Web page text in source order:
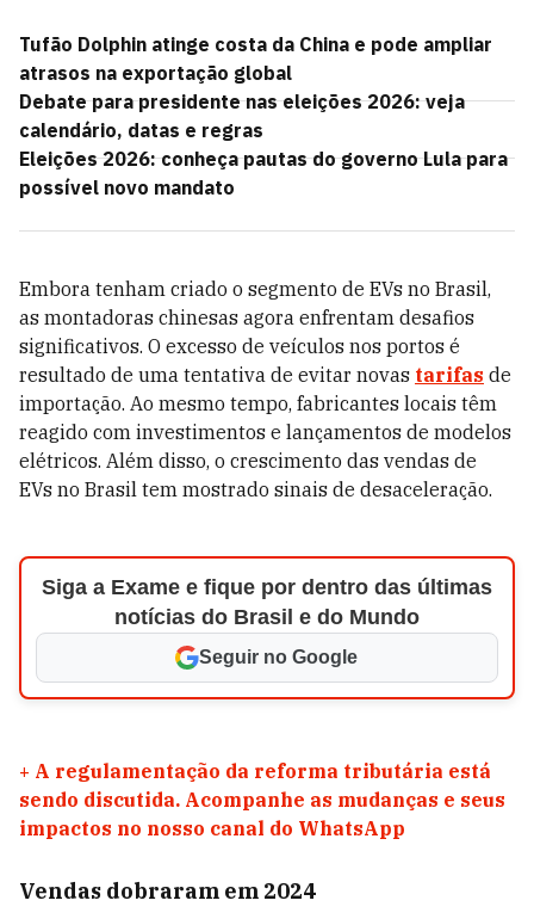
Tufão Dolphin atinge costa da China e pode ampliar
atrasos na exportação global
Debate para presidente nas eleições 2026: veja
calendário, datas e regras
Eleições 2026: conheça pautas do governo Lula para
possível novo mandato
Embora tenham criado o segmento de EVs no Brasil,
as montadoras chinesas agora enfrentam desafios
significativos. O excesso de veículos nos portos é
resultado de uma tentativa de evitar novas tarifas de
importação. Ao mesmo tempo, fabricantes locais têm
reagido com investimentos e lançamentos de modelos
elétricos. Além disso, o crescimento das vendas de
EVs no Brasil tem mostrado sinais de desaceleração.
Siga a Exame e fique por dentro das últimas
notícias do Brasil e do Mundo
Seguir no Google
+ A regulamentação da reforma tributária está
sendo discutida. Acompanhe as mudanças e seus
impactos no nosso canal do WhatsApp
Vendas dobraram em 2024